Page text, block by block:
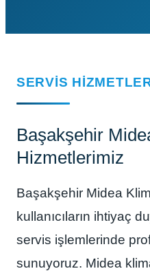
SERVIS
Başakşehir
Hizmetlerimiz
Başakşehir Midea
kullanıcıların ihtiyaç
servis işlemlerinde
sunuyoruz. Midea